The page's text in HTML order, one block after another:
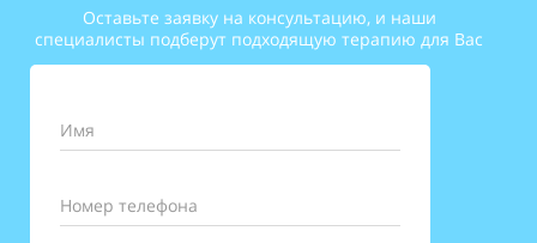
Оставьте заявку на консультацию, и наши
специалисты подберут подходящую терапию для Вас
Имя
Номер телефона